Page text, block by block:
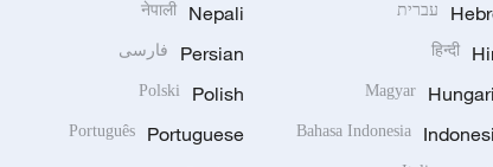
עברית
हिन्दी
Magyar
Bahasa Indonesia
Nepali
नेपाली
Persian فارسی
Polish
Polski
Portuguese
Português